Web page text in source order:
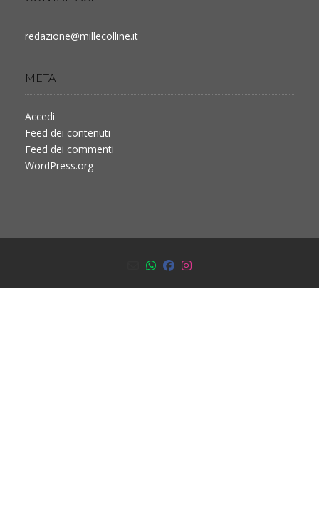
redazione@millecolline.it
META
Accedi
Feed dei contenuti
Feed dei commenti
WordPress.org